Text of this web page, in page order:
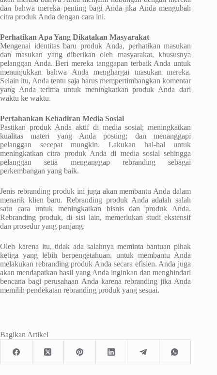
dan bahwa mereka penting bagi Anda jika Anda mengubah
citra produk Anda dengan cara ini.
Perhatikan Apa Yang Dikatakan Masyarakat
Mengenai identitas baru produk Anda, perhatikan masukan
dan masukan yang diberikan oleh masyarakat, khususnya
pelanggan Anda. Beri mereka tanggapan terbaik Anda untuk
menunjukkan bahwa Anda menghargai masukan mereka.
Selain itu, Anda tentu saja harus mempertimbangkan komentar
yang Anda terima untuk meningkatkan produk Anda dari
waktu ke waktu.
Pertahankan Kehadiran Media Sosial
Pastikan produk Anda aktif di media sosial; meningkatkan
kualitas materi yang Anda posting; dan menanggapi
pelanggan secepat mungkin. Lakukan hal-hal untuk
meningkatkan citra produk Anda di media sosial sehingga
pelanggan setia menganggap rebranding sebagai
perkembangan yang baik.
Jenis rebranding produk ini juga akan membantu Anda dalam
menarik klien baru. Rebranding produk Anda adalah salah
satu cara untuk meningkatkan bisnis dan produk Anda.
Rebranding produk, di sisi lain, memerlukan studi ekstensif
dan prosedur yang panjang.
Oleh karena itu, tidak ada salahnya meminta bantuan pihak
ketiga yang lebih berpengetahuan, untuk membantu Anda
melakukan rebranding produk Anda secara efisien. Anda juga
akan mendapatkan hasil yang Anda inginkan dan menghindari
bencana bagi perusahaan Anda karena rebranding jika Anda
memilih pendekatan rebranding produk yang sesuai.
Bagikan Artikel